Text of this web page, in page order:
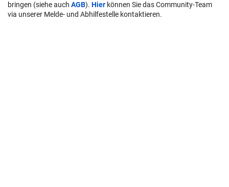
bringen (siehe auch AGB). Hier können Sie das Community-Team
via unserer Melde- und Abhilfestelle kontaktieren.